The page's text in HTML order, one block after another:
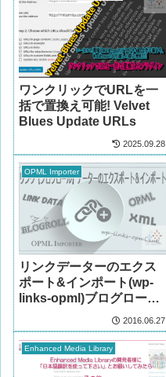
ワンクリックでURLを一
括で置換え可能! Velvet
Blues Update URLs
2025.09.28
OPML Importer
リンクデーターのエクス
ポート&インポート(wp-
links-opml)ブログロー
ル…美味しそう?
2016.06.27
Enhanced Media Library